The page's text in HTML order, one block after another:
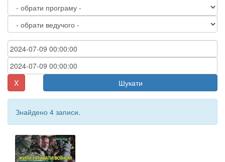
X Шукати
Знайдено 4 записи.